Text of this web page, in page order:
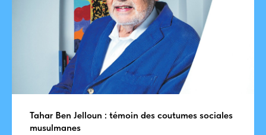
Tahar Ben Jelloun : témoin des coutumes sociales
musulmanes